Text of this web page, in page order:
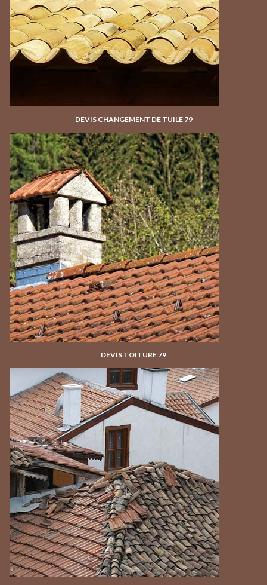
DEVIS CHANGEMENT DE TUILE 79
DEVIS TOITURE 79